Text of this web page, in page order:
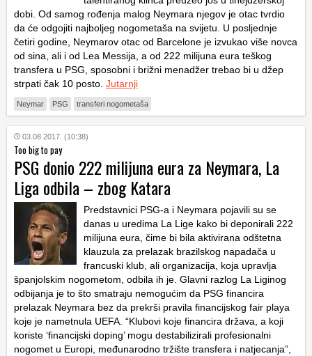
dobi. Od samog rođenja malog Neymara njegov je otac tvrdio
da će odgojiti najboljeg nogometaša na svijetu. U posljednje
četiri godine, Neymarov otac od Barcelone je izvukao više novca
od sina, ali i od Lea Messija, a od 222 milijuna eura teškog
transfera u PSG, sposobni i brižni menadžer trebao bi u džep
strpati čak 10 posto. Jutarnji
Neymar PSG transferi nogometaša
03.08.2017. (10:38)
Too big to pay
PSG donio 222 milijuna eura za Neymara, La
Liga odbila – zbog Katara
Predstavnici PSG-a i Neymara pojavili su se
danas u uredima La Lige kako bi deponirali 222
milijuna eura, čime bi bila aktivirana odštetna
klauzula za prelazak brazilskog napadača u
francuski klub, ali organizacija, koja upravlja
španjolskim nogometom, odbila ih je. Glavni razlog La Liginog
odbijanja je to što smatraju nemogućim da PSG financira
prelazak Neymara bez da prekrši pravila financijskog fair playa
koje je nametnula UEFA. “Klubovi koje financira država, a koji
koriste ‘financijski doping’ mogu destabilizirali profesionalni
nogomet u Europi, međunarodno tržište transfera i natjecanja”,